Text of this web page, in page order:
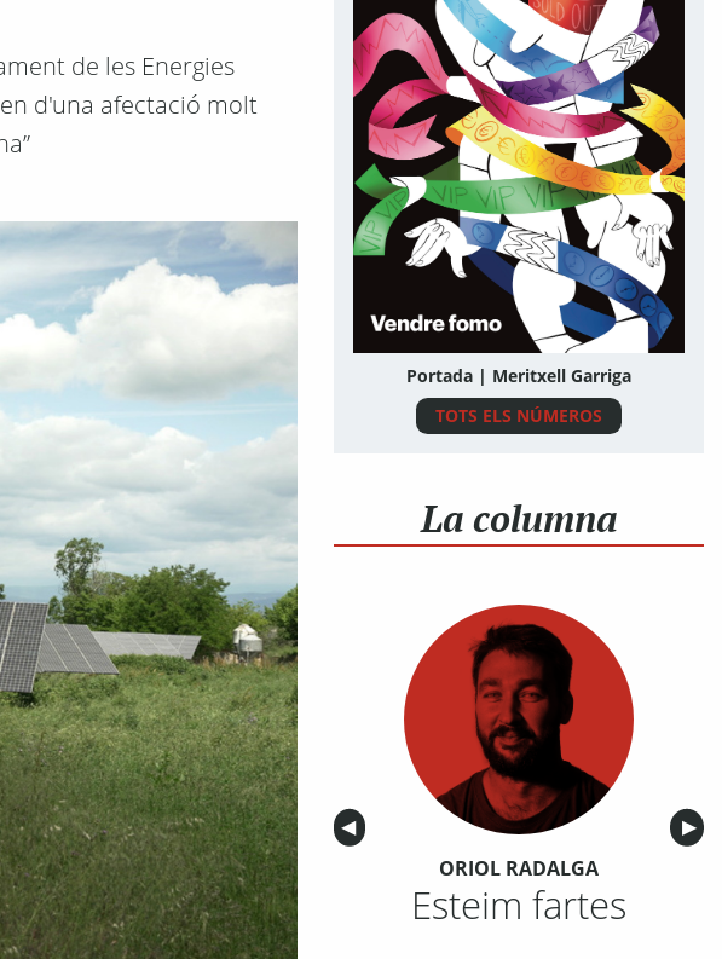
de les Energies
d'una afectació molt
Portada | Meritxell Garriga
TOTS ELS NÚMEROS
La columna
Anterior
◀︎ ▶︎
ORIOL RADALGA
Esteim fartes